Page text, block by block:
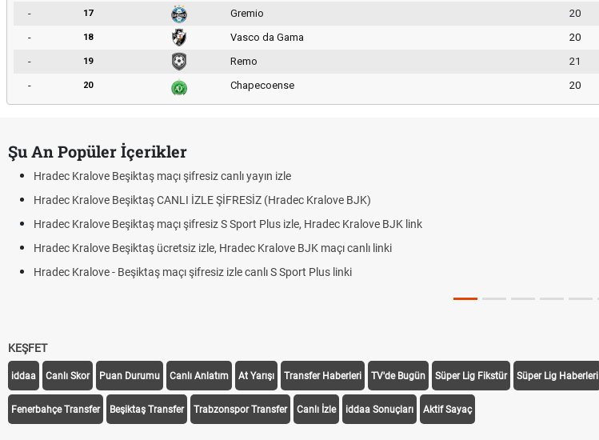
-
17 Gremio 20
-
18 Vasco da Gama 20
-
19 Remo 21
-
20 Chapecoense 20
Şu An Popüler İçerikler
Hradec Kralove Beşiktaş maçı şifresiz canlı yayın izle
Hradec Kralove Beşiktaş CANLI İZLE ŞİFRESİZ (Hradec Kralove BJK)
Hradec Kralove Beşiktaş maçı şifresiz S Sport Plus izle, Hradec Kralove BJK link
Hradec Kralove Beşiktaş ücretsiz izle, Hradec Kralove BJK maçı canlı linki
Hradec Kralove - Beşiktaş maçı şifresiz izle canlı S Sport Plus linki
KEŞFET
iddaa Canlı Skor Puan Durumu Canlı Anlatım At Yarışı Transfer Haberleri TV'de Bugün Süper Lig Fikstür Süper Lig Haberleri
Fenerbahçe Transfer Beşiktaş Transfer Trabzonspor Transfer Canlı İzle iddaa Sonuçları Aktif Sayaç